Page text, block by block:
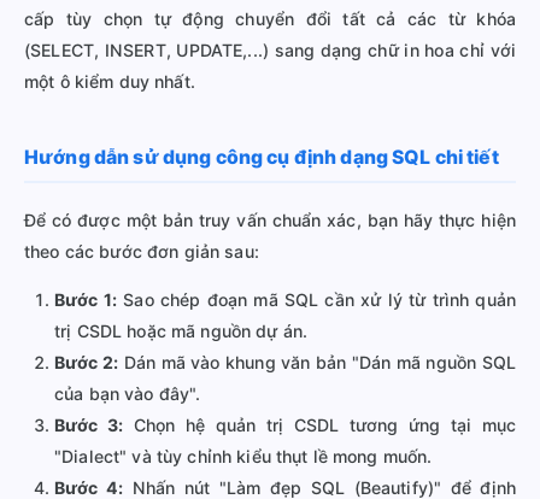
cấp tùy chọn tự động chuyển đổi tất cả các từ khóa
(SELECT, INSERT, UPDATE,...) sang dạng chữ in hoa chỉ với
một ô kiểm duy nhất.
Hướng dẫn sử dụng công cụ định dạng SQL chi tiết
Để có được một bản truy vấn chuẩn xác, bạn hãy thực hiện
theo các bước đơn giản sau:
Bước 1: Sao chép đoạn mã SQL cần xử lý từ trình quản
trị CSDL hoặc mã nguồn dự án.
Bước 2: Dán mã vào khung văn bản "Dán mã nguồn SQL
của bạn vào đây".
Bước 3: Chọn hệ quản trị CSDL tương ứng tại mục
"Dialect" và tùy chỉnh kiểu thụt lề mong muốn.
Bước 4: Nhấn nút "Làm đẹp SQL (Beautify)" để định